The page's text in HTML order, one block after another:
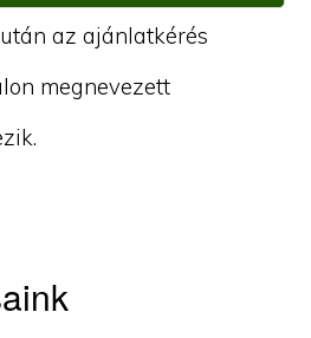
az ajánlatkérés
megnevezett